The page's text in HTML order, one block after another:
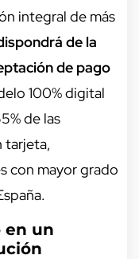
integral de más
de la
de pago
100% digital
de las
tarjeta,
con mayor grado
en un